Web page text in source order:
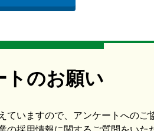
トのお願い
いますので、アンケートへのご